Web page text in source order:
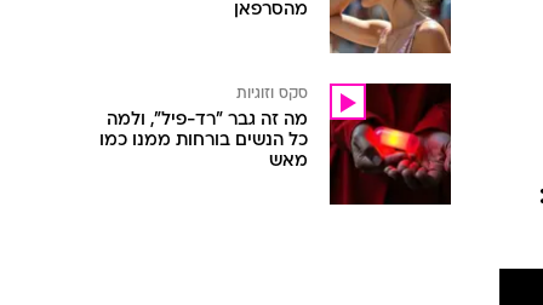
מהסרפאן
סקס וזוגיות
מה זה גבר "רד-פיל", ולמה
כל הנשים בורחות ממנו כמו
מאש